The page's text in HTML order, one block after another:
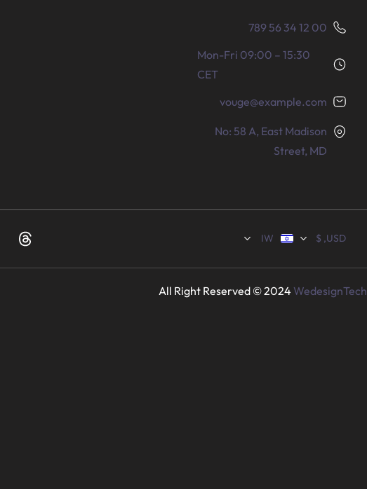
00 12 34 56 789
Mon-Fri 09:00 – 15:30
CET
vouge@example.com
No: 58 A, East Madison
Street, MD
USD, $
IW
All Right Reserved © 2024 WedesignTech